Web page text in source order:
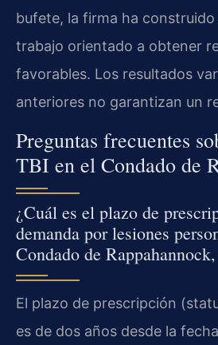
bufete, la firma ha
trabajo orientado a obtener
favorables. Los resultados
anteriores no garantizan un
Preguntas frecuentes
TBI en el Condado de
¿Cuál es el plazo de
demanda por lesiones
Condado de
El plazo de prescripción
es de dos años desde la